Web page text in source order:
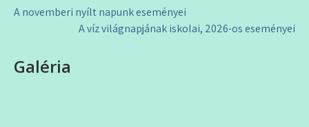
Bejegyzés
navigáció
A novemberi nyílt napunk eseményei
A víz világnapjának iskolai, 2026-os eseményei
Galéria